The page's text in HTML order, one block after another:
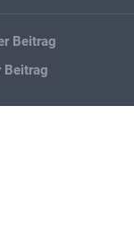
Beitrag
Beitrag